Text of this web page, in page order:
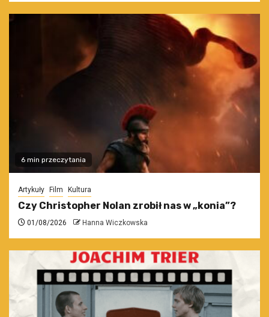
6 min przeczytania
Artykuły Film Kultura
Czy Christopher Nolan zrobił nas w „konia”?
01/08/2026 Hanna Wiczkowska